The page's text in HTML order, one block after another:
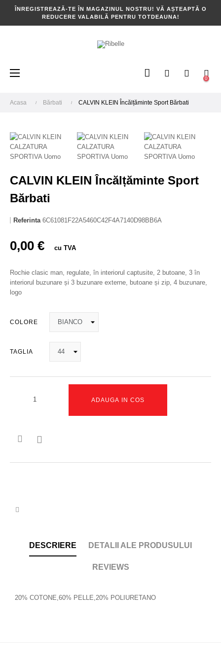
ÎNREGISTREAZĂ-TE ÎN MAGAZINUL NOSTRU! VĂ AȘTEAPTĂ O
REDUCERE VALABILĂ PENTRU TOTDEAUNA!
Toggle
☰ 0
Acasa Bărbati CALVIN KLEIN Încălțăminte Sport Bărbati
CALVIN KLEIN Încălțăminte Sport
Bărbati
Referinta 6C61081F22A5460C42F4A7140D98BB6A
0,00 € cu TVA
Rochie clasic man, regulate, în interiorul captusite, 2 butoane, 3 în
interiorul buzunare și 3 buzunare externe, butoane și zip, 4 buzunare,
logo
COLORE
TAGLIA
ADAUGA IN COS

DESCRIERE DETALII ALE PRODUSULUI
REVIEWS
20% COTONE,60% PELLE,20% POLIURETANO